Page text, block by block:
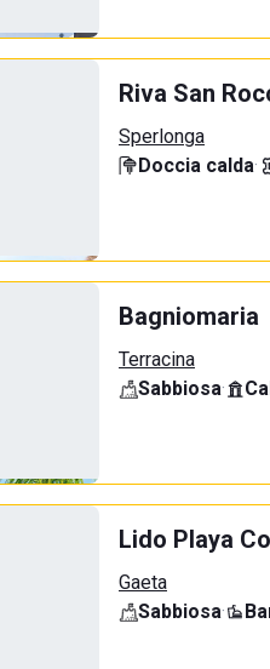
Riva San
Sperlonga
Doccia calda·
Bagniomaria
Terracina
Sabbiosa·
Lido Playa
Gaeta
Sabbiosa·